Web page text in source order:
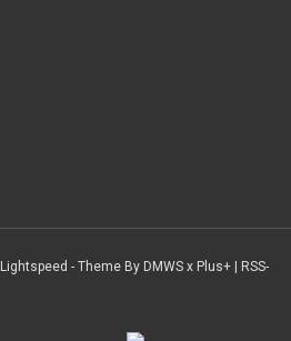
Lightspeed - Theme By DMWS x Plus+ | RSS-